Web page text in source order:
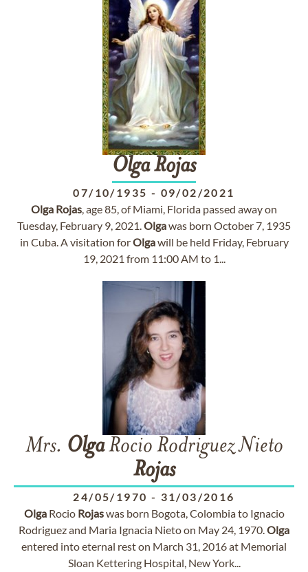
OlgaRojas
07/10/1935 - 09/02/2021
Olga Rojas, age 85, of Miami, Florida passed away on
Tuesday, February 9, 2021.Olgawas born October 7, 1935
in Cuba. A visitation forOlgawill be held Friday, February
19, 2021 from 11:00 AM to 1...
Mrs. OlgaRocio Rodriguez Nieto
Rojas
24/05/1970 - 31/03/2016
OlgaRocio Rojaswas born Bogota, Colombia to Ignacio
Rodriguez and Maria Ignacia Nieto on May 24, 1970.Olga
entered into eternal rest on March 31, 2016 at Memorial
Sloan Kettering Hospital, New York...